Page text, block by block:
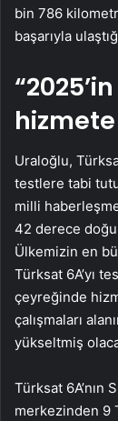
bin 786
başarıyla
Uraloğlu,
testlere tabi
milli
42 derece
Ülkemizin en
Türksat 6A’yı
çeyreğinde
çalışmaları
yükseltmiş
Türksat 6A’nın
merkezinden 9